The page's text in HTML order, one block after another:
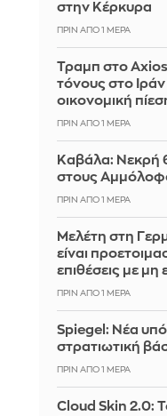
στην Κέρκυρα
ΠΡΙΝ ΑΠΌ 1 ΜΈΡΑ
Τραμπ στο
τόνους στο
οικονομική
ΠΡΙΝ ΑΠΌ 1 ΜΈΡΑ
Καβάλα: Νεκρή
στους
ΠΡΙΝ ΑΠΌ 1 ΜΈΡΑ
Μελέτη στη
είναι
επιθέσεις με
ΠΡΙΝ ΑΠΌ 1 ΜΈΡΑ
Spiegel: Νέα
στρατιωτική
ΠΡΙΝ ΑΠΌ 1 ΜΈΡΑ
Cloud Skin 2.0: